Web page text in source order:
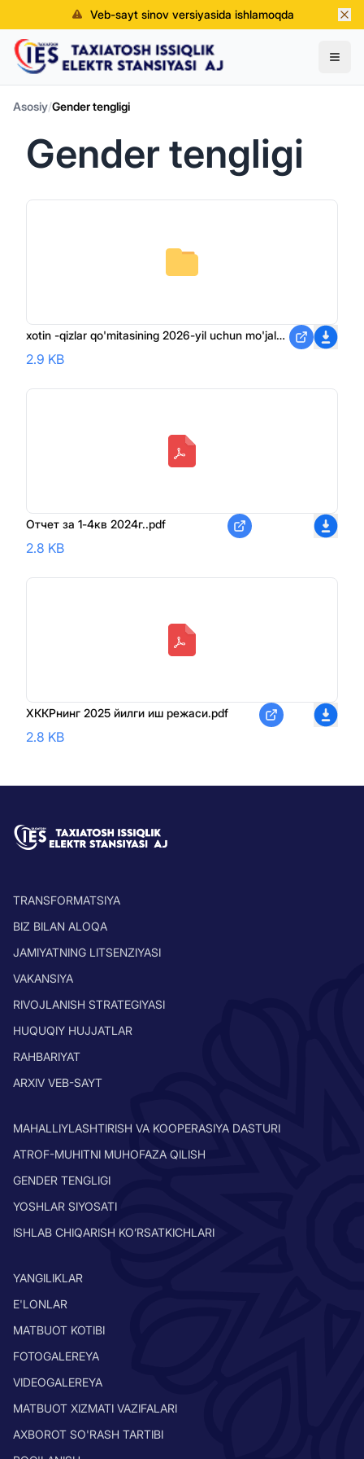
Veb-sayt sinov versiyasida ishlamoqda
Asosiy/Gender tengligi
Gender tengligi
xotin -qizlar qo'mitasining 2026-yil uchun mo'jalangan ish rejasi.PDF
2.9 KB
Отчет за 1-4кв 2024г..pdf
2.8 KB
ХККРнинг 2025 йилги иш режаси.pdf
2.8 KB
TRANSFORMATSIYA
BIZ BILAN ALOQA
JAMIYATNING LITSENZIYASI
VAKANSIYA
RIVOJLANISH STRATEGIYASI
HUQUQIY HUJJATLAR
RAHBARIYAT
ARXIV VEB-SAYT
MAHALLIYLASHTIRISH VA KOOPERASIYA DASTURI
ATROF-MUHITNI MUHOFAZA QILISH
GENDER TENGLIGI
YOSHLAR SIYOSATI
ISHLAB CHIQARISH KO’RSATKICHLARI
YANGILIKLAR
E'LONLAR
MATBUOT KOTIBI
FOTOGALEREYA
VIDEOGALEREYA
MATBUOT XIZMATI VAZIFALARI
AXBOROT SO'RASH TARTIBI